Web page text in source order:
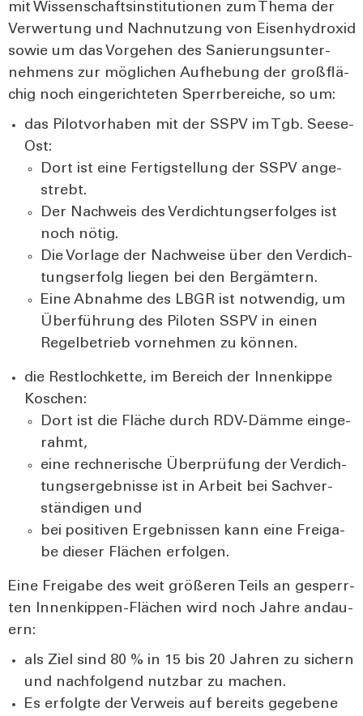
mit Wis­sen­schafts­in­sti­tu­tio­nen zum The­ma der
Ver­wer­tung und Nach­nut­zung von Eisen­hy­dr­o­xid
sowie um das Vor­ge­hen des Sanie­rungs­un­ter­
neh­mens zur mög­li­chen Auf­he­bung der groß­flä­
chig noch ein­ge­rich­te­ten Sperr­be­rei­che, so um:
das Pilot­vor­ha­ben mit der SSPV im Tgb. See­se-
Ost:
Dort ist eine Fer­tig­stel­lung der SSPV ange­
strebt.
Der Nach­weis des Ver­dich­tungs­er­fol­ges ist
noch nötig.
Die Vor­la­ge der Nach­wei­se über den Ver­dich­
tungs­er­folg lie­gen bei den Ber­gäm­tern.
Eine Abnah­me des LBGR ist not­wen­dig, um
Über­füh­rung des Pilo­ten SSPV in einen
Regel­be­trieb vor­neh­men zu kön­nen.
die Rest­loch­ket­te, im Bereich der Innen­kip­pe
Koschen:
Dort ist die Flä­che durch RDV-Däm­me ein­ge­
rahmt,
eine rech­ne­ri­sche Über­prü­fung der Ver­dich­
tungs­er­geb­nis­se ist in Arbeit bei Sach­ver­
stän­di­gen und
bei posi­ti­ven Ergeb­nis­sen kann eine Frei­ga­
be die­ser Flä­chen erfol­gen.
Eine Frei­ga­be des weit grö­ße­ren Teils an gesperr­
ten Innen­kip­pen-Flä­chen wird noch Jah­re andau­
ern:
als Ziel sind 80 % in 15 bis 20 Jah­ren zu sichern
und nach­fol­gend nutz­bar zu machen.
Es erfolg­te der Ver­weis auf bereits gege­be­ne